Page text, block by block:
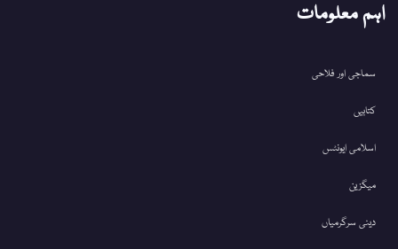
اہم معلومات
سماجی اور فلاحی
کتابیں
اسلامی ایونٹس
میگزین
دینی سرگرمیاں